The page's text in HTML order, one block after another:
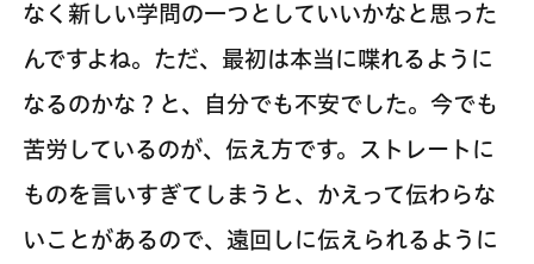
なく新しい学問の一つとしていいかなと思った
んですよね。ただ、最初は本当に喋れるように
なるのかな？と、自分でも不安でした。今でも
苦労しているのが、伝え方です。ストレートに
ものを言いすぎてしまうと、かえって伝わらな
いことがあるので、遠回しに伝えられるように